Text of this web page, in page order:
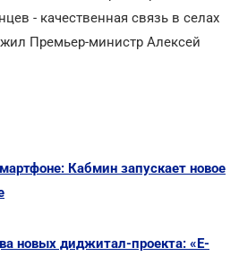
- качественная связь в селах
Премьер-министр Алексей
Кабмин запускает новое
новых диджитал-проекта: «Е-